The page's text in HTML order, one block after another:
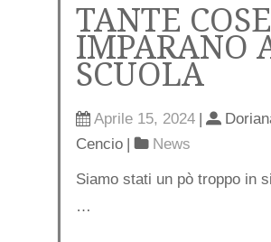
TANTE
IMPARANO
SCUOLA
Aprile 15, 2024 |
Cencio | News
Siamo stati un pò troppo in
…